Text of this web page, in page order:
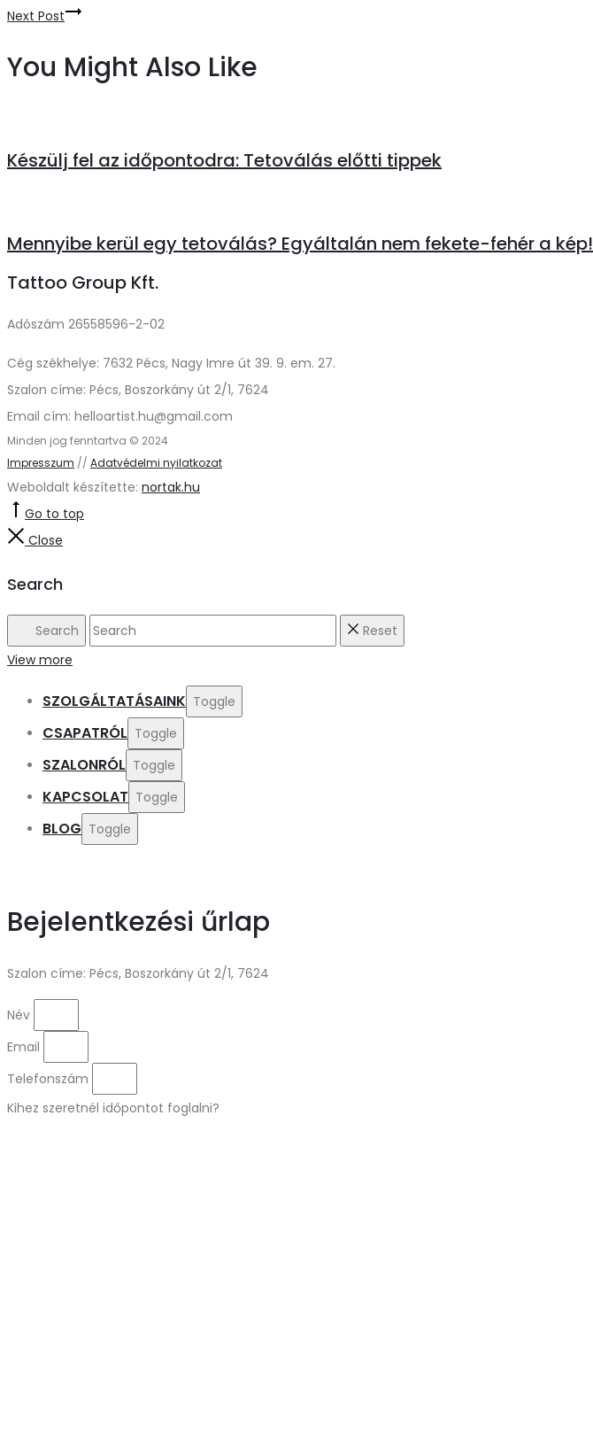
Next Post
You Might Also Like
Készülj fel az időpontodra: Tetoválás előtti tippek
Mennyibe kerül egy tetoválás? Egyáltalán nem fekete-fehér a kép!
Tattoo Group Kft.
Adószám 26558596-2-02
Cég székhelye: 7632 Pécs, Nagy Imre út 39. 9. em. 27.
Szalon címe: Pécs, Boszorkány út 2/1, 7624
Email cím: helloartist.hu@gmail.com
Minden jog fenntartva © 2024
Impresszum // Adatvédelmi nyilatkozat
Weboldalt készítette: nortak.hu
Go to top
Close
Search
Search
Reset
View more
SZOLGÁLTATÁSAINK Toggle
CSAPATRÓL Toggle
SZALONRÓL Toggle
KAPCSOLAT Toggle
BLOG Toggle
Bejelentkezési űrlap
Szalon címe: Pécs, Boszorkány út 2/1, 7624
Név
Email
Telefonszám
Kihez szeretnél időpontot foglalni?